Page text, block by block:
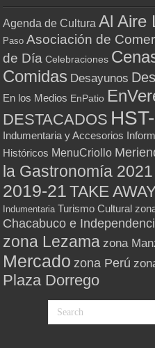
Agenda de Cultura Al Aire
Paso Asociación de
de Día Celebraciones
Comidas Desayunos
En los Medios EnPatio
DESTACADOS
Indumentaria y Accesorios
Históricos MenuCriollo
la Gastronomía 2021
2019-21 TAKE
Indumentaria Turismo Cultural
Chacabuco e
zona Lezama zona
Mercado zona Perú
Plaza Dorrego